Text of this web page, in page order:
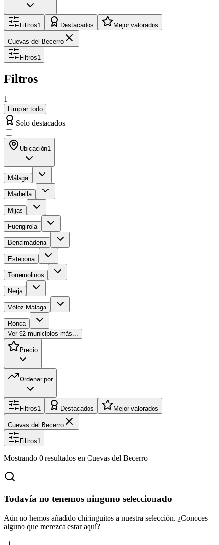
Filtros1 Destacados Mejor valorados
Cuevas del Becerro
Filtros1
Filtros
1
Limpiar todo
Solo destacados
Ubicación1
Málaga
Marbella
Mijas
Fuengirola
Benalmádena
Estepona
Torremolinos
Nerja
Vélez-Málaga
Ronda
Ver 92 municipios más...
Precio
Ordenar por
Filtros1 Destacados Mejor valorados
Cuevas del Becerro
Filtros1
Mostrando 0 resultados en Cuevas del Becerro
Todavía no tenemos ninguno seleccionado
Aún no hemos añadido chiringuitos a nuestra selección. ¿Conoces
alguno que merezca estar aquí?